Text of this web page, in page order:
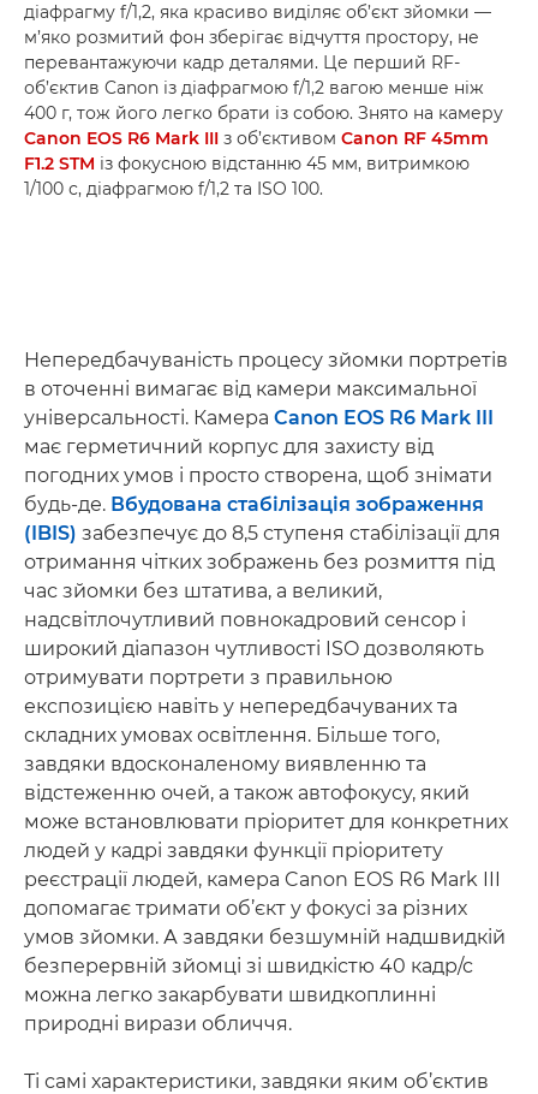
діафрагму f/1,2, яка красиво виділяє об’єкт зйомки —
м’яко розмитий фон зберігає відчуття простору, не
перевантажуючи кадр деталями. Це перший RF-
об’єктив Canon із діафрагмою f/1,2 вагою менше ніж
400 г, тож його легко брати із собою. Знято на камеру
Canon EOS R6 Mark III з об’єктивом Canon RF 45mm
F1.2 STM із фокусною відстанню 45 мм, витримкою
1/100 с, діафрагмою f/1,2 та ISO 100.
Непередбачуваність процесу зйомки портретів
в оточенні вимагає від камери максимальної
універсальності. Камера Canon EOS R6 Mark III
має герметичний корпус для захисту від
погодних умов і просто створена, щоб знімати
будь-де. Вбудована стабілізація зображення
(IBIS) забезпечує до 8,5 ступеня стабілізації для
отримання чітких зображень без розмиття під
час зйомки без штатива, а великий,
надсвітлочутливий повнокадровий сенсор і
широкий діапазон чутливості ISO дозволяють
отримувати портрети з правильною
експозицією навіть у непередбачуваних та
складних умовах освітлення. Більше того,
завдяки вдосконаленому виявленню та
відстеженню очей, а також автофокусу, який
може встановлювати пріоритет для конкретних
людей у кадрі завдяки функції пріоритету
реєстрації людей, камера Canon EOS R6 Mark III
допомагає тримати об’єкт у фокусі за різних
умов зйомки. А завдяки безшумній надшвидкій
безперервній зйомці зі швидкістю 40 кадр/с
можна легко закарбувати швидкоплинні
природні вирази обличчя.
Ті самі характеристики, завдяки яким об’єктив